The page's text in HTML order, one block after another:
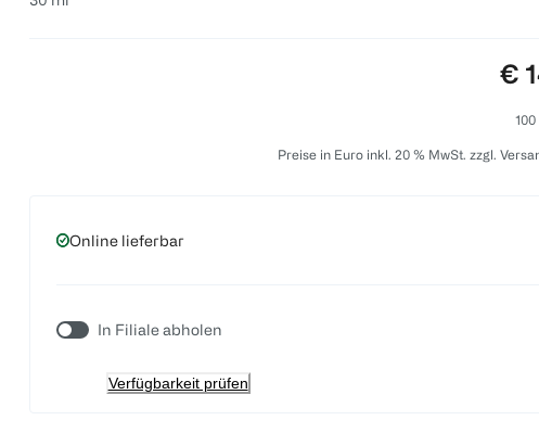
€
Preise in Euro inkl. 20 % MwSt. zzgl.
Online lieferbar
In Filiale abholen
Verfügbarkeit prüfen